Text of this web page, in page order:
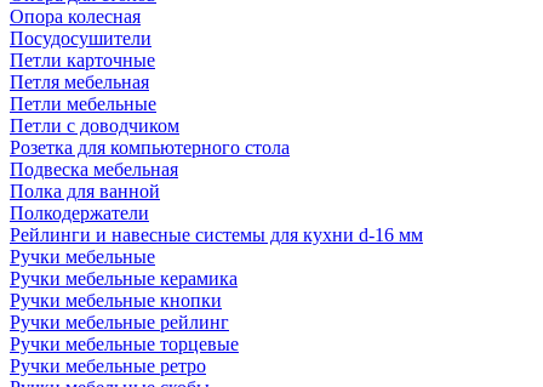
Опора колесная
Посудосушители
Петли карточные
Петля мебельная
Петли мебельные
Петли с доводчиком
Розетка для компьютерного стола
Подвеска мебельная
Полка для ванной
Полкодержатели
Рейлинги и навесные системы для кухни d-16 мм
Ручки мебельные
Ручки мебельные керамика
Ручки мебельные кнопки
Ручки мебельные рейлинг
Ручки мебельные торцевые
Ручки мебельные ретро